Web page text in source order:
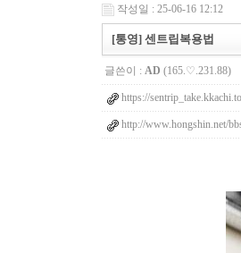
작성일 : 25-06-16 12:12
[통영] 센트립복용법
글쓴이 : AD (165.♡.231.88)
https://
http://www.hongshin.net/